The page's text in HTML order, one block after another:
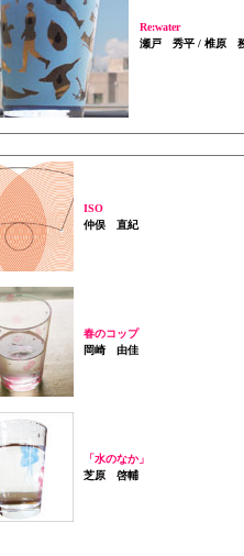
Re:water
瀬戸 秀平 / 椎原
ISO
仲俣 直紀
春のコップ
岡崎 由佳
「水のなか」
芝原 啓輔